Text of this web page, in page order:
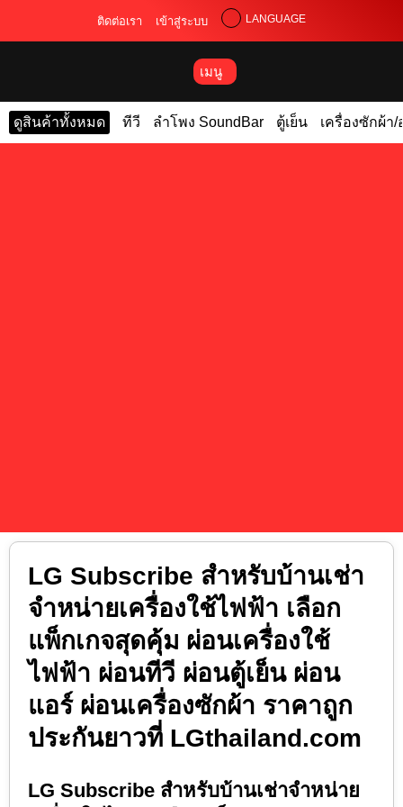
ติดต่อเรา เข้าสู่ระบบ LANGUAGE
เมนู
ดูสินค้าทั้งหมด ทีวี ลำโพง SoundBar ตู้เย็น เครื่องซักผ้า/
LG Subscribe สำหรับบ้านเช่า
จำหน่ายเครื่องใช้ไฟฟ้า เลือก
แพ็กเกจสุดคุ้ม ผ่อนเครื่องใช้
ไฟฟ้า ผ่อนทีวี ผ่อนตู้เย็น ผ่อน
แอร์ ผ่อนเครื่องซักผ้า ราคาถูก
ประกันยาวที่ LGthailand.com
LG Subscribe สำหรับบ้านเช่าจำหน่าย